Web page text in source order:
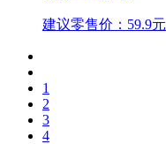
建议零售价：59.9元
1
2
3
4